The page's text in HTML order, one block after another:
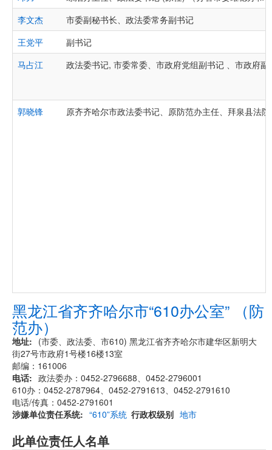
李文杰
市委副秘书长、政法委常务副书记
王党平
副书记
马占江
政法委书记, 市委常委、市政府党组副书记 、市政府副
郭晓锋 原齐齐哈尔市政法委书记、原防范办主任、拜泉县法
黑龙江省齐齐哈尔市“610办公室” （防
范办）
地址
(市委、政法委、市610) 黑龙江省齐齐哈尔市建华区新明大
街27号市政府1号楼16楼13室
邮编：161006
电话
政法委办：0452-2796688、0452-2796001
610办：0452-2787964、0452-2791613、0452-2791610
电话/传真：0452-2791601
涉嫌单位责任系统
“610”系统 行政权级别 地市
此单位责任人名单